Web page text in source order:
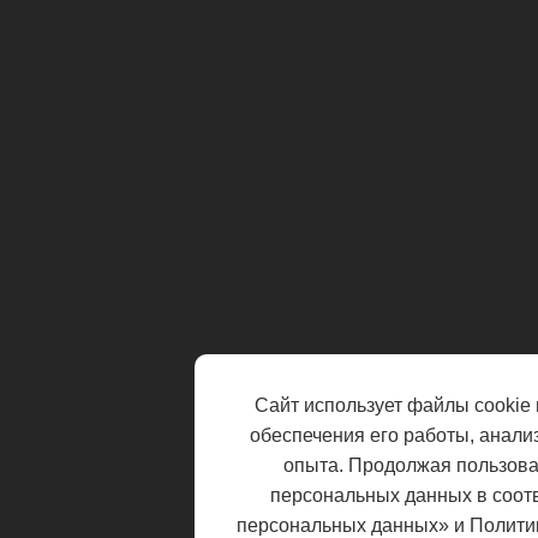
Сайт использует файлы cookie
обеспечения его работы,
опыта. Продолжая
персональных данных в
персональных данных» и